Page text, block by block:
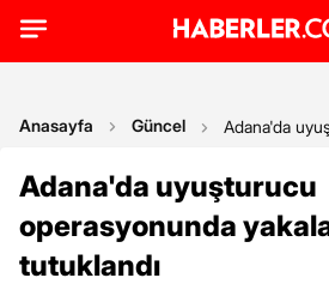
Anasayfa Güncel Adana'da
Adana'da uyuşturucu
operasyonunda
tutuklandı